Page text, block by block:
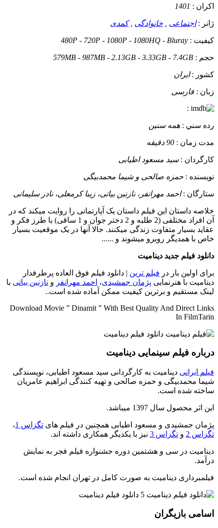
اکران : 1401
ژانر :اجتماعی خانوادگی ,کمدی
کيفيت : 480P - 720P - 1080P - 1080HQ - Bluray
حجم : 579MB - 987MB - 2.13GB - 3.33GB - 7.4GB
کشور :ایران
زبان : فارسی
:
رده سني : همه سنین
مدت زمان : 90 دقیقه
کارگردان :سید مسعود اطیابی
نويسنده : حمزه صالحی و شیما محمدبیگی
ستارگان :احمد مهرانفر، نازنین بیاتی، زیبا کرمعلی، نادر سلیمانی
خلاصه داستان این فیلم داستان یک آپارتمانی را روایت میکند که در
آن افراد مختلفی (2 طلبه و 2 دختر جوان و 1 ساقی) با طرز فکر و
عقاید بسیار متفاوت زندگی میکنند. حالا آنها در یک موقعیت بسیار
خاص با همدیگر روبرو میشوند و ......
دانلود فیلم جدید دینامیت
برای اولین بار در فیلم ترین | دانلود فیلم فوق العاده پرطرفدار
دینامیت با هنرنمایی پژمان جمشیدی، احمد مهرانفر و نازنین بیاتی با
لینک مستقیم و برترین کیفیت ممکن آماده شده است..
Download Movie ” Dinamit ” With Best Quality And Direct Links
In FilmTarin
درباره فیلم سینمایی دینامیت
فیلم ایرانی دینامیت به کارگردانی سید مسعود اطیابی، نویسندگی
شیما محمدبیگی و حمزه صالحی و تهیه کنندگی ابراهیم عامریان
ساخته شده است.
این اثر محصول سال 1397 میباشد.
پژمان جمشیدی و مسعود اطیابی همچنین در فیلم های تگزاس 1
،
تگزاس 2
و تگزاس 3 نیز با یکدیگر همکاری داشته اند.
دینامیت در سی و هشتمین دوره جشنواره فیلم فجر به نمایش
درآمد.
فیلمبرداری دینامیت به صورت کامل در تهران انجام شده است.
اسامی بازیگران